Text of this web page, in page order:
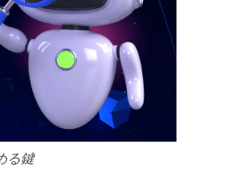
る鍵